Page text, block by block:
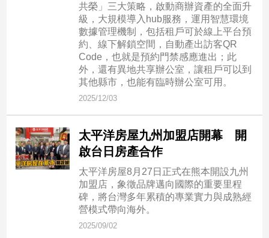
共榮」三大策略，啟動商辦資產的全面升
級，大規模導入hub服務，運用智慧環境
數據管理機制，包括租戶可於線上平台預
約、線下解鎖空間，自動產出訪客QR
Code，也就是預約門禁感應進出；此
外，還有異地共享辦公室，讓租戶可以到
其他縣市，也能有臨時辦公室可用。
2025/12/03
太平洋房屋九州加盟店開幕 開
啟台日房產合作
太平洋房屋8月27日正式在熊本開設九州
加盟店，象徵品牌邁向國際的重要里程
碑，將台灣多年累積的專業實力與成熟經
營模式帶向海外。
2025/09/02